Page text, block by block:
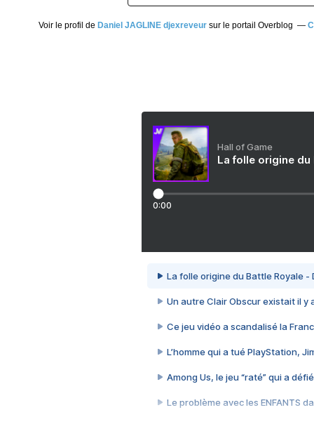
Voir le profil de Daniel JAGLINE djexreveursur le portail Overblog
Hall of Game
La folle origine du
0:00
La folle origine du Battle Royale -
Un autre Clair Obscur existait il y
Ce jeu vidéo a scandalisé la
L’homme qui a tué PlayStation,
Among Us, le jeu “raté” qui a
Le problème avec les ENFANTS